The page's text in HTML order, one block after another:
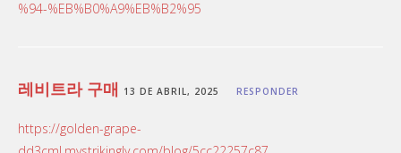
%94-%EB%B0%A9%EB%B2%95
레비트라 구매 13 DE ABRIL, 2025 RESPONDER
https://golden-grape-